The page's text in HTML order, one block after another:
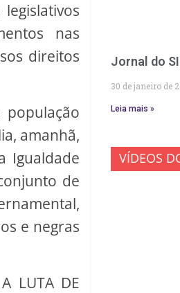
nas
direitos
amanhã,
Igualdade
de
e negras
LUTA DE
Jornal do
30 de janeiro de
Leia mais »
VÍDEOS